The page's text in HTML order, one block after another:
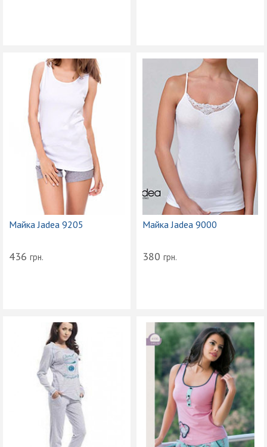
Майка Jadea 9205
436 грн.
Майка Jadea 9000
380 грн.